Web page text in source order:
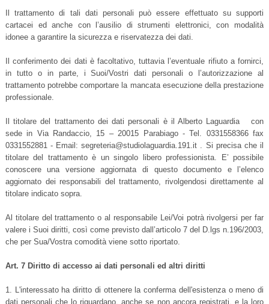
Il trattamento di tali dati personali può essere effettuato su supporti
cartacei ed anche con l’ausilio di strumenti elettronici, con modalità
idonee a garantire la sicurezza e riservatezza dei dati.
Il conferimento dei dati è facoltativo, tuttavia l’eventuale rifiuto a fornirci,
in tutto o in parte, i Suoi/Vostri dati personali o l’autorizzazione al
trattamento potrebbe comportare la mancata esecuzione della prestazione
professionale.
Il titolare del trattamento dei dati personali è il Alberto Laguardia con
sede in Via Randaccio, 15 – 20015 Parabiago - Tel. 0331558366 fax
0331552881 - Email: segreteria@studiolaguardia.191.it . Si precisa che il
titolare del trattamento è un singolo libero professionista. E’ possibile
conoscere una versione aggiornata di questo documento e l’elenco
aggiornato dei responsabili del trattamento, rivolgendosi direttamente al
titolare indicato sopra.
Al titolare del trattamento o al responsabile Lei/Voi potrà rivolgersi per far
valere i Suoi diritti, così come previsto dall’articolo 7 del D.lgs n.196/2003,
che per Sua/Vostra comodità viene sotto riportato.
Art. 7 Diritto di accesso ai dati personali ed altri diritti
1. L'interessato ha diritto di ottenere la conferma dell'esistenza o meno di
dati personali che lo riguardano, anche se non ancora registrati, e la loro